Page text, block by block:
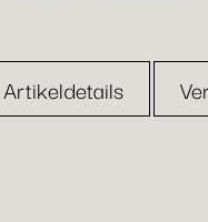
Artikeldetails